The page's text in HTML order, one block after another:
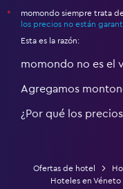
*
momondo siempre trata
los precios no están
Esta es la razón:
momondo no es el
Agregamos
¿Por qué los
Ofertas de hotel
Hoteles en Véneto